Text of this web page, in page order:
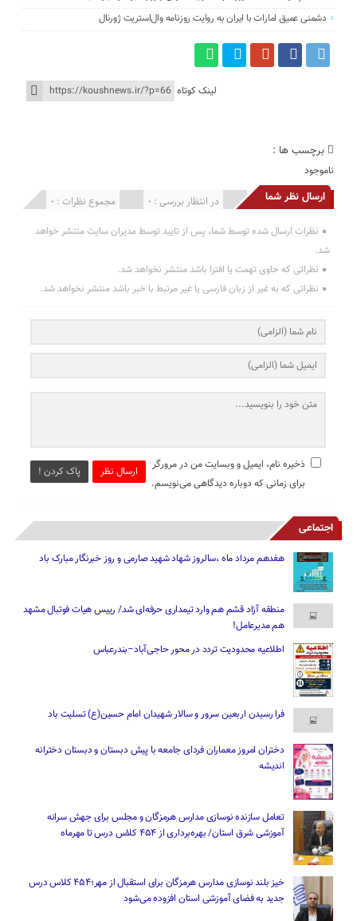
دشمنی عمیق امارات با ایران به روایت روزنامه وال‌استریت ژورنال
لینک کوتاه
برچسب ها :
ناموجود
ارسال نظر شما مجموع نظرات : 0 در انتظار بررسی : 0 انتشار یافته : 0
نظرات ارسال شده توسط شما، پس از تایید توسط مدیران سایت منتشر خواهد
شد.
نظراتی که حاوی تهمت یا افترا باشد منتشر نخواهد شد.
نظراتی که به غیر از زبان فارسی یا غیر مرتبط با خبر باشد منتشر نخواهد شد.
ارسال نظر پاک کردن !
ذخیره نام، ایمیل و وبسایت من در مرورگر
برای زمانی که دوباره دیدگاهی می‌نویسم.
اجتماعی
هفدهم مرداد ماه ،سالروز شهاد شهید صارمی و روز خبرنگار مبارک باد
منطقه آزاد قشم هم وارد تیمداری حرفه‌ای شد/ رییس هیات فوتبال مشهد
هم مدیرعامل!
اطلاعیه محدودیت تردد در محور حاجی‌آباد–بندرعباس
فرا رسیدن اربعین سرور و سالار شهیدان امام حسین(ع) تسلیت باد
دختران امروز معماران فردای جامعه با پیش دبستان و دبستان دخترانه
اندیشه
تعامل سازنده نوسازی مدارس هرمزگان و مجلس برای جهش سرانه
آموزشی شرق استان/ بهره‌برداری از ۴۵۴ کلاس درس تا مهرماه
خیز بلند نوسازی مدارس هرمزگان برای استقبال از مهر؛۴۵۴ کلاس درس
جدید به فضای آموزشی استان افزوده می‌شود